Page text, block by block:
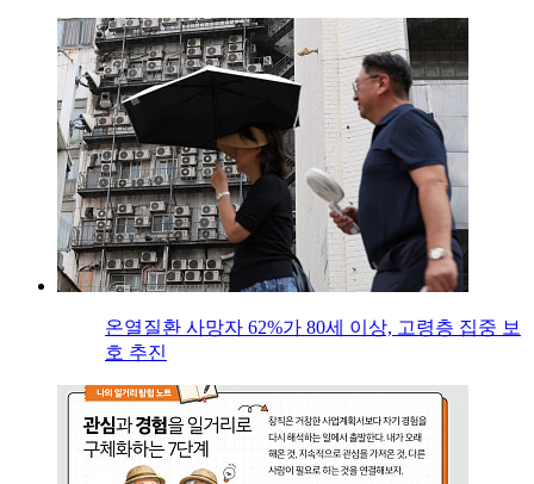
온열질환 사망자 62%가 80세 이상, 고령층 집중 보
호 추진